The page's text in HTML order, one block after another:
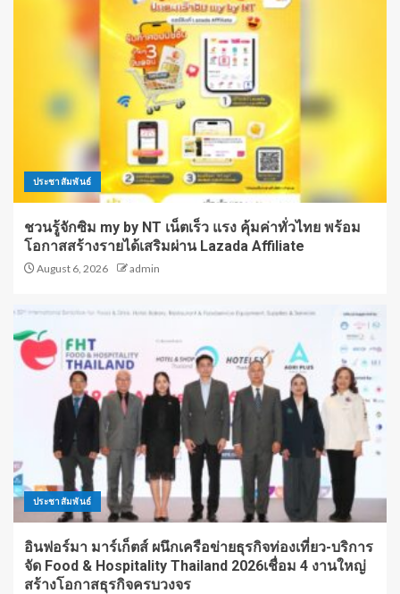
ประชาสัมพันธ์
ชวนรู้จักซิม my by NT เน็ตเร็ว แรง คุ้มค่าทั่วไทย พร้อม
โอกาสสร้างรายได้เสริมผ่าน Lazada Affiliate
August 6, 2026 admin
ประชาสัมพันธ์
อินฟอร์มา มาร์เก็ตส์ ผนึกเครือข่ายธุรกิจท่องเที่ยว-บริการ
จัด Food & Hospitality Thailand 2026เชื่อม 4 งานใหญ่
สร้างโอกาสธุรกิจครบวงจร